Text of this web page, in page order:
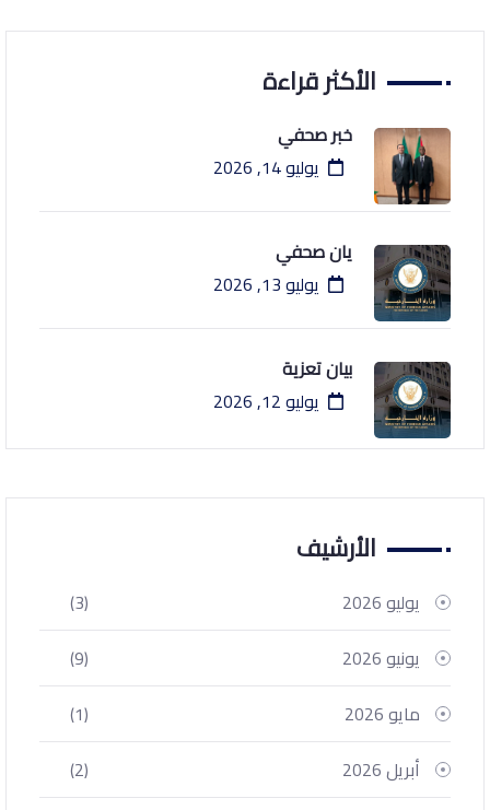
الأكثر قراءة
خبر صحفي
يوليو 14, 2026
يان صحفي
يوليو 13, 2026
بيان تعزية
يوليو 12, 2026
الأرشيف
يوليو 2026
(3)
يونيو 2026
(9)
مايو 2026
(1)
أبريل 2026
(2)